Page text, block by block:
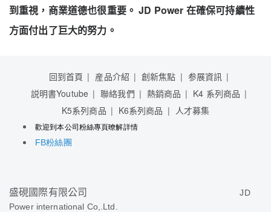
到重視，商業道德也很重要。 JD Power 在確保可持續性
方面付出了巨大的努力。
回到首頁 産品介紹 創新焦點
参展資訊
説明書Youtube
聯絡我們 熱銷商品
K4 系列商品
K5系列商品
K6系列商品 人才募集
歡迎到本公司粉絲專頁暸解詳情
FB粉絲團
盛硯國際有限公司 JD
Power international Co,.Ltd.